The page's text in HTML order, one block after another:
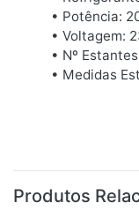
• Potência:
• Voltagem:
• Nº
• Medidas
Produtos